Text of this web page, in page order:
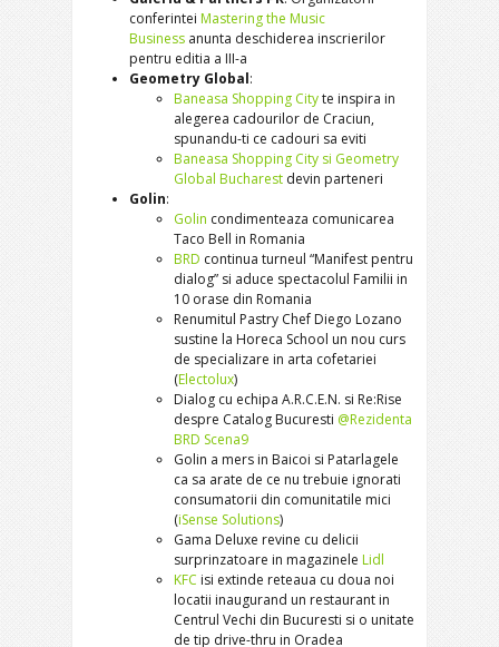
conferintei Mastering the Music
Business anunta deschiderea inscrierilor
pentru editia a III-a
Geometry Global:
Baneasa Shopping Cityte inspira in
alegerea cadourilor de Craciun,
spunandu-ti ce cadouri sa eviti
Baneasa Shopping City si Geometry
Global Bucharest devin parteneri
Golin:
Golin condimenteaza comunicarea
Taco Bell in Romania
BRD continua turneul “Manifest pentru
dialog” si aduce spectacolul Familii in
10 orase din Romania
Renumitul Pastry Chef Diego Lozano
sustine la Horeca School un nou curs
de specializare in arta cofetariei
(Electolux)
Dialog cu echipa A.R.C.E.N. si Re:Rise
despre Catalog Bucuresti @Rezidenta
BRD Scena9
Golin a mers in Baicoi si Patarlagele
ca sa arate de ce nu trebuie ignorati
consumatorii din comunitatile mici
(iSense Solutions)
Gama Deluxe revine cu delicii
surprinzatoare in magazinele Lidl
KFC isi extinde reteaua cu doua noi
locatii inaugurand un restaurant in
Centrul Vechi din Bucuresti si o unitate
de tip drive-thru in Oradea